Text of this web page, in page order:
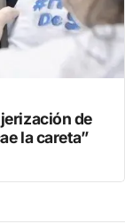
de
la careta”